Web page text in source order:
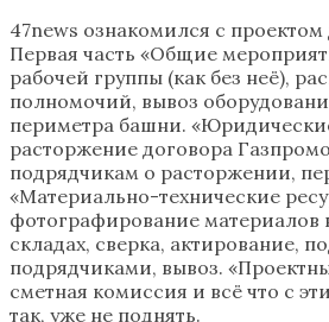
47news ознакомился с
Первая часть «Общие
рабочей группы (как без неё),
полномочий, вывоз
периметра башни.
расторжение договора
подрядчикам о расторжении,
«Материально-технические
фотографирование материалов
складах, сверка, актирование,
подрядчиками, вывоз.
сметная комиссия и всё что с
так, уже не поднять.